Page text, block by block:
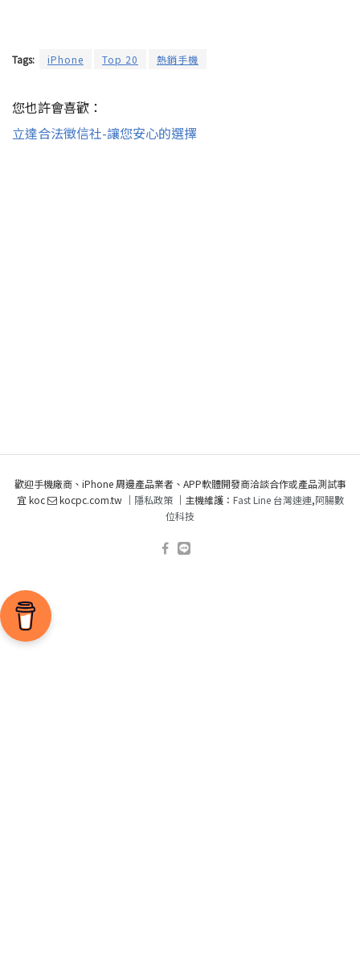
Tags: iPhone Top 20 熱銷手機
您也許會喜歡：
立達合法徵信社-讓您安心的選擇
歡迎手機廠商、iPhone 周邊產品業者、APP軟體開發商洽談合作或產品測試事
宜 koc
kocpc.com.tw ｜ 隱私政策｜主機維護： Fast Line 台灣速連,阿腸數
位科技